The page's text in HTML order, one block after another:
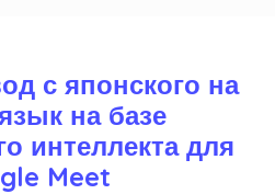
с японского на
на базе
интеллекта для
Meet